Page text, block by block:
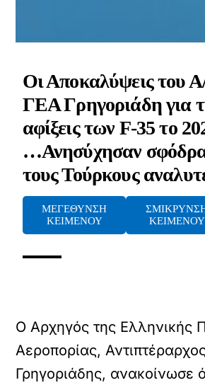
Οι Αποκαλύψεις του
ΓΕΑ Γρηγοριάδη για
αφίξεις των F-35 το
…Ανησύχησαν
τους Τούρκους
ΜΕΓΕΘΥΝΣΗ
ΚΕΙΜΕΝΟΥ
ΚΕΙΜΕΝΟΥ
Ο Αρχηγός της Ελληνικής
Αεροπορίας,
Γρηγοριάδης, ανακοίνωσε